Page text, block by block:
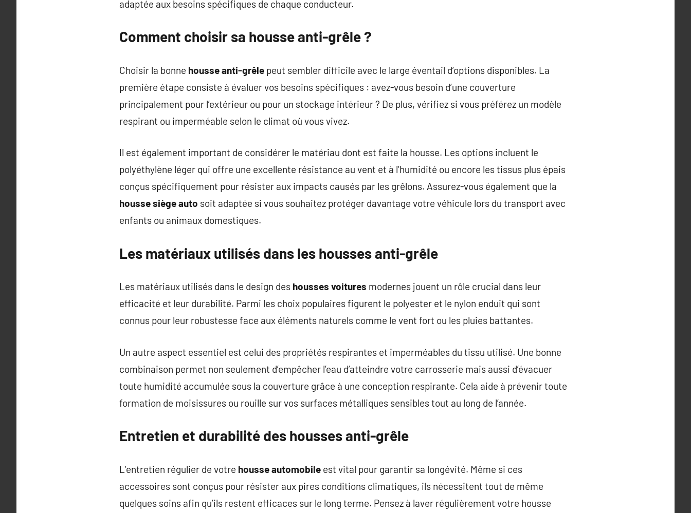
adaptée aux besoins spécifiques de chaque conducteur.
Comment choisir sa housse anti-grêle ?
Choisir la bonne housse anti-grêle peut sembler difficile avec le large éventail d’options disponibles. La
première étape consiste à évaluer vos besoins spécifiques : avez-vous besoin d’une couverture
principalement pour l’extérieur ou pour un stockage intérieur ? De plus, vérifiez si vous préférez un modèle
respirant ou imperméable selon le climat où vous vivez.
Il est également important de considérer le matériau dont est faite la housse. Les options incluent le
polyéthylène léger qui offre une excellente résistance au vent et à l’humidité ou encore les tissus plus épais
conçus spécifiquement pour résister aux impacts causés par les grêlons. Assurez-vous également que la
housse siège auto soit adaptée si vous souhaitez protéger davantage votre véhicule lors du transport avec
enfants ou animaux domestiques.
Les matériaux utilisés dans les housses anti-grêle
Les matériaux utilisés dans le design des housses voitures modernes jouent un rôle crucial dans leur
efficacité et leur durabilité. Parmi les choix populaires figurent le polyester et le nylon enduit qui sont
connus pour leur robustesse face aux éléments naturels comme le vent fort ou les pluies battantes.
Un autre aspect essentiel est celui des propriétés respirantes et imperméables du tissu utilisé. Une bonne
combinaison permet non seulement d’empêcher l’eau d’atteindre votre carrosserie mais aussi d’évacuer
toute humidité accumulée sous la couverture grâce à une conception respirante. Cela aide à prévenir toute
formation de moisissures ou rouille sur vos surfaces métalliques sensibles tout au long de l’année.
Entretien et durabilité des housses anti-grêle
L’entretien régulier de votre housse automobile est vital pour garantir sa longévité. Même si ces
accessoires sont conçus pour résister aux pires conditions climatiques, ils nécessitent tout de même
quelques soins afin qu’ils restent efficaces sur le long terme. Pensez à laver régulièrement votre housse